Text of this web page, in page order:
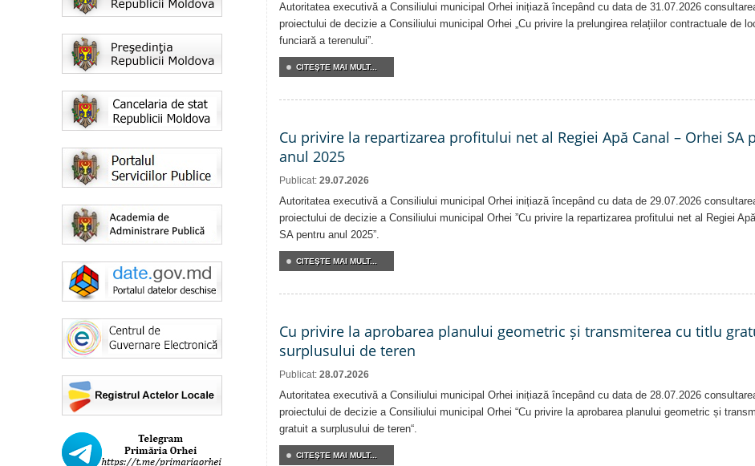
Autoritatea executivă a Consiliului municipal Orhei inițiază începând cu data de 31.07.2026
proiectului de decizie a Consiliului municipal Orhei „Cu privire la prelungirea relațiilor contractuale de
funciară a terenului”.
CITEŞTE MAI MULT...
Cu privire la repartizarea profitului net al Regiei Apă Canal – Orhei SA
anul 2025
Publicat: 29.07.2026
Autoritatea executivă a Consiliului municipal Orhei inițiază începând cu data de 29.07.2026
proiectului de decizie a Consiliului municipal Orhei ”Cu privire la repartizarea profitului net al Regiei
SA pentru anul 2025”.
CITEŞTE MAI MULT...
Cu privire la aprobarea planului geometric și transmiterea cu titlu
surplusului de teren
Publicat: 28.07.2026
Autoritatea executivă a Consiliului municipal Orhei inițiază începând cu data de 28.07.2026
proiectului de decizie a Consiliului municipal Orhei “Cu privire la aprobarea planului geometric și
gratuit a surplusului de teren“.
CITEŞTE MAI MULT...